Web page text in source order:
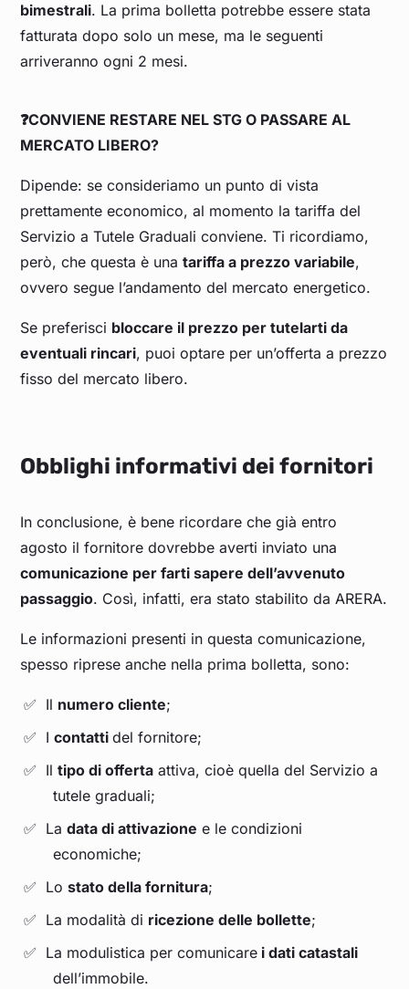
bimestrali. La prima bolletta potrebbe essere stata
fatturata dopo solo un mese, ma le seguenti
arriveranno ogni 2 mesi.
❓CONVIENE RESTARE NEL STG O PASSARE AL
MERCATO LIBERO?
Dipende: se consideriamo un punto di vista
prettamente economico, al momento la tariffa del
Servizio a Tutele Graduali conviene. Ti ricordiamo,
però, che questa è unatariffa a prezzo variabile,
ovvero segue l’andamento del mercato energetico.
Se preferisci bloccare il prezzo per tutelarti da
eventuali rincari, puoi optare per un’offerta a prezzo
fisso del mercato libero.
Obblighi informativi dei fornitori
In conclusione, è bene ricordare che già entro
agosto il fornitore dovrebbe averti inviato una
comunicazione per farti sapere dell’avvenuto
passaggio. Così, infatti, era stato stabilito da ARERA.
Le informazioni presenti in questa comunicazione,
spesso riprese anche nella prima bolletta, sono:
Il numero cliente;
I contatti del fornitore;
Il tipo di offerta attiva, cioè quella del Servizio a
tutele graduali;
La data di attivazione e le condizioni
economiche;
Lo stato della fornitura;
La modalità di ricezione delle bollette;
La modulistica per comunicare i dati catastali
dell’immobile.